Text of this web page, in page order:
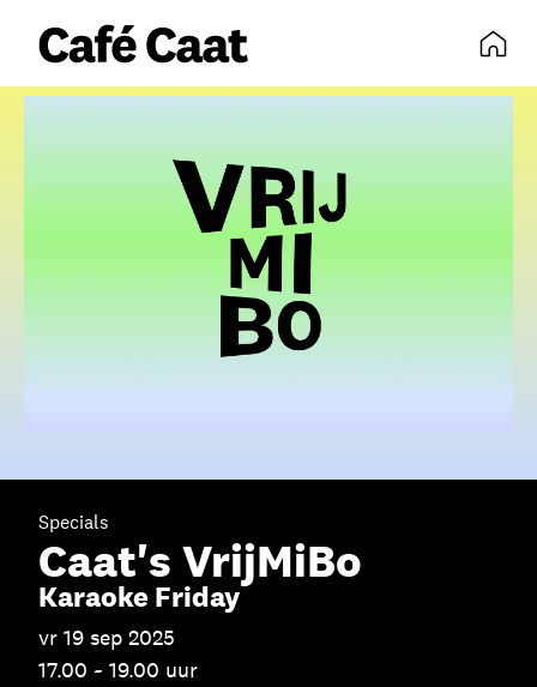
volledige agenda
Specials
Caat's VrijMiBo
Karaoke Friday
vr 19 sep 2025
17.00 ~ 19.00 uur